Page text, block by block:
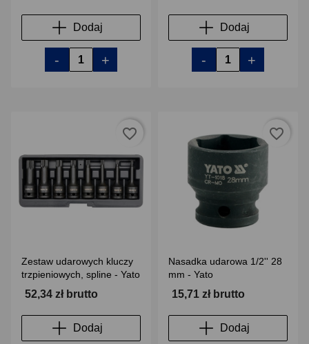
Dodaj
- +
Dodaj
- +
Zestaw udarowych kluczy
trzpieniowych, spline - Yato
52,34 zł brutto
Dodaj
favorite_border
Nasadka udarowa 1/2'' 28
mm - Yato
15,71 zł brutto
Dodaj
favorite_border